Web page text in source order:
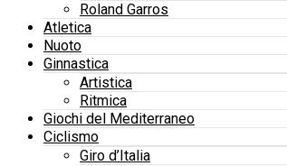
Roland Garros
Atletica
Nuoto
Ginnastica
Artistica
Ritmica
Giochi del Mediterraneo
Ciclismo
Giro d’Italia